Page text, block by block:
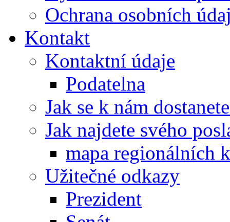
Ochrana osobních
Kontakt
Kontaktní údaje
Podatelna
Jak se k nám
Jak najdete svého
mapa regionálních
Užitečné odkazy
Prezident